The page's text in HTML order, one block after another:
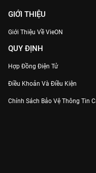
GIỚI THIỆU
Giới Thiệu Về VieON
QUY ĐỊNH
Hợp Đồng Điện Tử
Điều Khoản Và Điều Kiện
Chính Sách Bảo Vệ Thông Tin